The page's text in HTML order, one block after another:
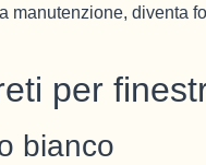
manutenzione, diventa
per
bianco